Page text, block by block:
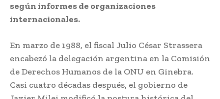
según informes de organizaciones
internacionales.
En marzo de 1988, el fiscal Julio César Strassera
encabezó la delegación argentina en la Comisión
de Derechos Humanos de la ONU en Ginebra.
Casi cuatro décadas después, el gobierno de